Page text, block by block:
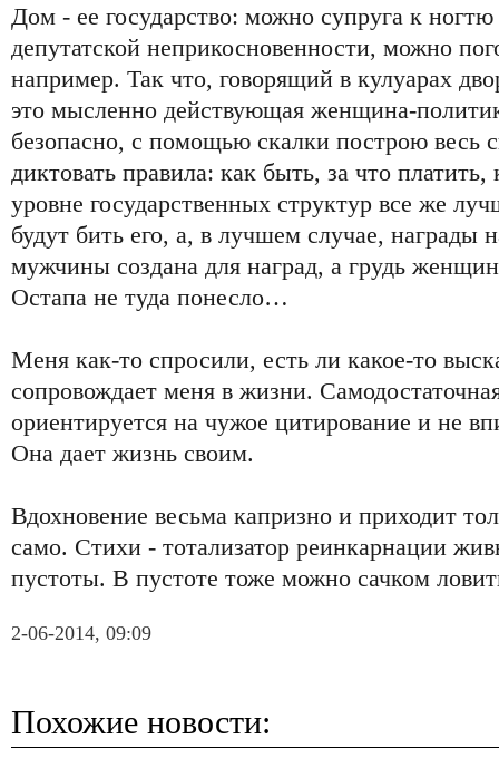
Дом - ее государство: можно супруга к
депутатской неприкосновенности, можно
например. Так что, говорящий в кулуарах
это мысленно действующая женщина-
безопасно, с помощью скалки построю весь
диктовать правила: как быть, за что
уровне государственных структур все же
будут бить его, а, в лучшем случае, награды
мужчины создана для наград, а грудь
Остапа не туда понесло…
Меня как-то спросили, есть ли какое-то
сопровождает меня в жизни.
ориентируется на чужое цитирование и не
Она дает жизнь своим.
Вдохновение весьма капризно и приходит
само. Стихи - тотализатор реинкарнации
пустоты. В пустоте тоже можно сачком
2-06-2014, 09:09
Похожие новости: